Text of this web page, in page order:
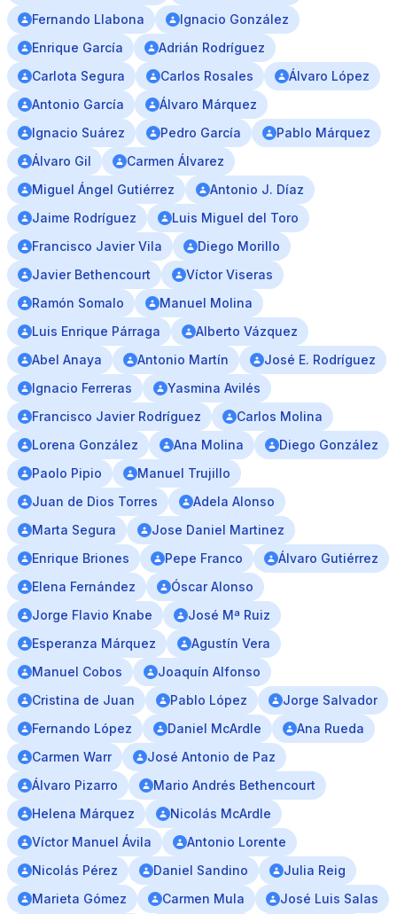
Fernando Llabona
Ignacio González
Enrique García
Adrián Rodríguez
Carlota Segura
Carlos Rosales
Álvaro López
Antonio García
Álvaro Márquez
Ignacio Suárez
Pedro García
Pablo Márquez
Álvaro Gil
Carmen Álvarez
Miguel Ángel Gutiérrez
Antonio J. Díaz
Jaime Rodríguez
Luis Miguel del Toro
Francisco Javier Vila
Diego Morillo
Javier Bethencourt
Víctor Viseras
Ramón Somalo
Manuel Molina
Luis Enrique Párraga
Alberto Vázquez
Abel Anaya
Antonio Martín
José E. Rodríguez
Ignacio Ferreras
Yasmina Avilés
Francisco Javier Rodríguez
Carlos Molina
Lorena González
Ana Molina
Diego González
Paolo Pipio
Manuel Trujillo
Juan de Dios Torres
Adela Alonso
Marta Segura
Jose Daniel Martinez
Enrique Briones
Pepe Franco
Álvaro Gutiérrez
Elena Fernández
Óscar Alonso
Jorge Flavio Knabe
José Mª Ruiz
Esperanza Márquez
Agustín Vera
Manuel Cobos
Joaquín Alfonso
Cristina de Juan
Pablo López
Jorge Salvador
Fernando López
Daniel McArdle
Ana Rueda
Carmen Warr
José Antonio de Paz
Álvaro Pizarro
Mario Andrés Bethencourt
Helena Márquez
Nicolás McArdle
Víctor Manuel Ávila
Antonio Lorente
Nicolás Pérez
Daniel Sandino
Julia Reig
Marieta Gómez
Carmen Mula José Luis Salas